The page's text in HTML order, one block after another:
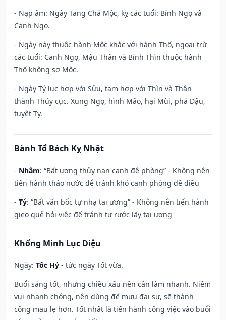
- Nạp âm: Ngày Tang Chá Mộc, kỵ các tuổi: Bính Ngọ và
Canh Ngọ.
- Ngày này thuộc hành Mộc khắc với hành Thổ, ngoại trừ
các tuổi: Canh Ngọ, Mậu Thân và Bính Thìn thuộc hành
Thổ không sợ Mộc.
- Ngày Tý lục hợp với Sửu, tam hợp với Thìn và Thân
thành Thủy cục. Xung Ngọ, hình Mão, hại Mùi, phá Dậu,
tuyệt Tỵ.
Bành Tổ Bách Kỵ Nhật
- Nhâm: “Bất ương thủy nan canh đê phòng” - Không nên
tiến hành tháo nước để tránh khó canh phòng đê điều
- Tý: “Bất vấn bốc tự nhạ tai ương” - Không nên tiến hành
gieo quẻ hỏi việc để tránh tự rước lấy tai ương
Khổng Minh Lục Diệu
Ngày: Tốc Hỷ - tức ngày Tốt vừa.
Buổi sáng tốt, nhưng chiều xấu nên cần làm nhanh. Niềm
vui nhanh chóng, nên dùng để mưu đại sự, sẽ thành
công mau lẹ hơn. Tốt nhất là tiến hành công việc vào buổi